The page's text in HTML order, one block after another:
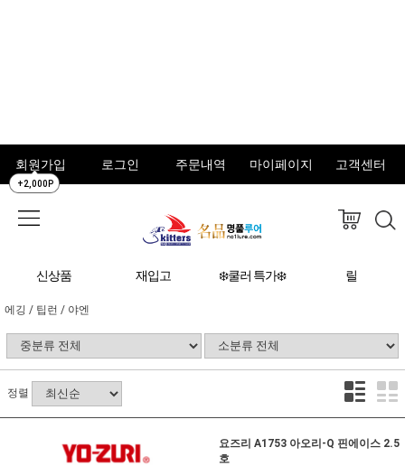
회원가입
+2,000P
로그인 주문내역 마이페이지 고객센터
신상품 재입고 ❄️쿨러 특가❄️ 릴
에깅 / 팁런 / 야엔
정렬
요즈리 A1753 아오리-Q 핀에이스 2.5
호